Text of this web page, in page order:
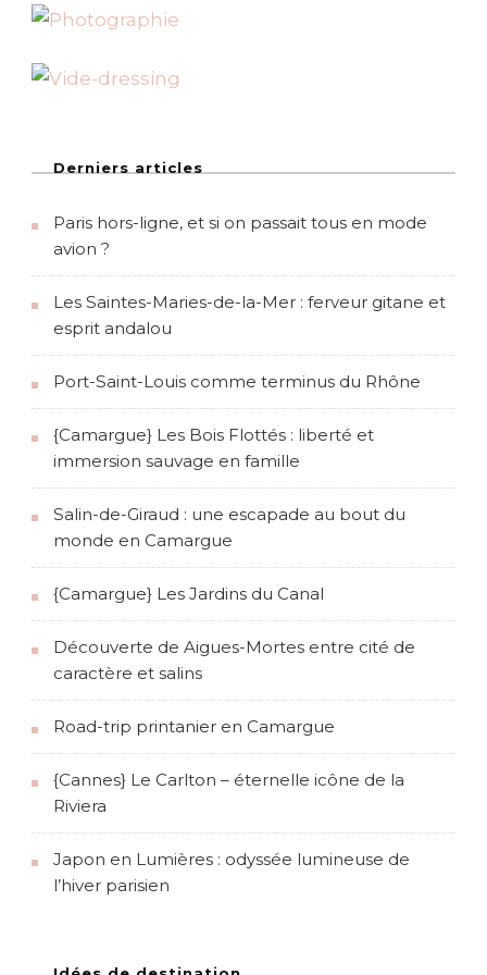
s
h
r
é
c
o
s
!
Derniers articles
Paris hors-ligne, et si on passait tous en mode
avion ?
Les Saintes-Maries-de-la-Mer : ferveur gitane et
esprit andalou
Port-Saint-Louis comme terminus du Rhône
{Camargue} Les Bois Flottés : liberté et
immersion sauvage en famille
Salin-de-Giraud : une escapade au bout du
monde en Camargue
{Camargue} Les Jardins du Canal
Découverte de Aigues-Mortes entre cité de
caractère et salins
Road-trip printanier en Camargue
{Cannes} Le Carlton – éternelle icône de la
Riviera
Japon en Lumières : odyssée lumineuse de
l’hiver parisien